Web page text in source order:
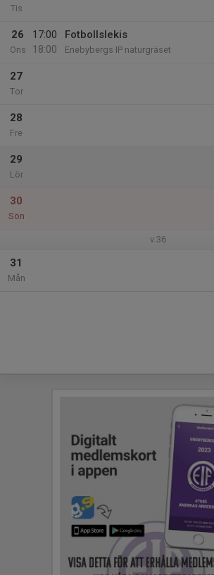
Tis
26
Ons
17:00
18:00
Fotbollslekis
Enebybergs IP naturgräset
27
Tor
28
Fre
29
Lör
30
Sön
v.36
31
Mån